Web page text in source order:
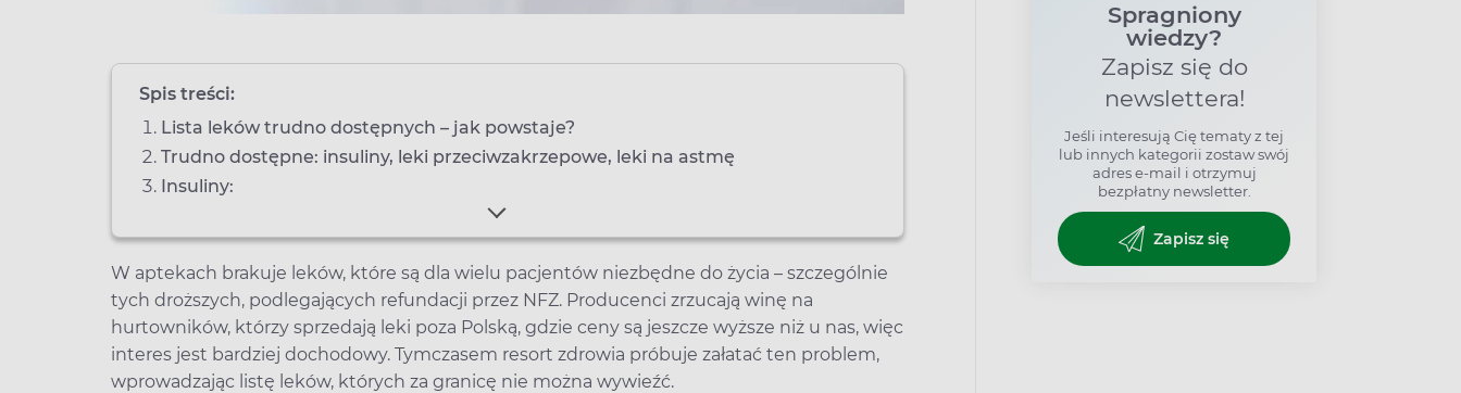
Spis treści:
Lista leków trudno dostępnych – jak powstaje?
Trudno dostępne: insuliny, leki przeciwzakrzepowe, leki na astmę
Insuliny:
W aptekach brakuje leków, które są dla wielu pacjentów niezbędne do życia – szczególnie
tych droższych, podlegających refundacji przez NFZ. Producenci zrzucają winę na
hurtowników, którzy sprzedają leki poza Polską, gdzie ceny są jeszcze wyższe niż u nas, więc
interes jest bardziej dochodowy. Tymczasem resort zdrowia próbuje załatać ten problem,
wprowadzając listę leków, których za granicę nie można wywieźć.
Spragniony
wiedzy?
Zapisz się do
newslettera!
Jeśli interesują Cię tematy z tej
lub innych kategorii zostaw swój
adres e-mail i otrzymuj
bezpłatny newsletter.
Zapisz się